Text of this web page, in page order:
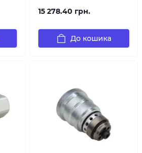
15 278.40 грн.
До кошика